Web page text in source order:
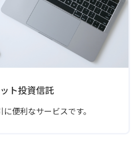
ト投資信託
便利なサービスです。